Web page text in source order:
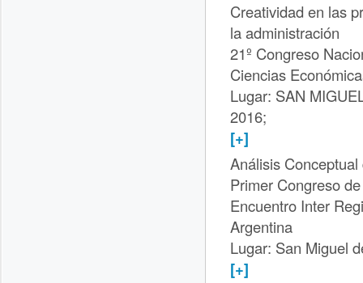
Creatividad en las
la administración
21º Congreso
Ciencias
Lugar: SAN
2016;
[+]
Análisis
Primer Congreso
Encuentro Inter
Argentina
Lugar: San Miguel
[+]